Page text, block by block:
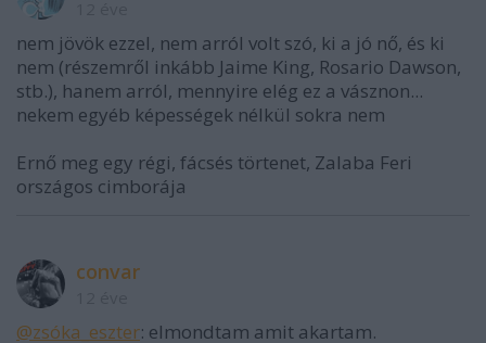
nem jövök ezzel, nem arról volt szó, ki a jó nő, és ki
nem (részemről inkább Jaime King, Rosario Dawson,
stb.), hanem arról, mennyire elég ez a vásznon...
nekem egyéb képességek nélkül sokra nem
Ernő meg egy régi, fácsés törtenet, Zalaba Feri
országos cimborája
convar
@zsóka_eszter: elmondtam amit akartam.